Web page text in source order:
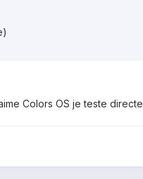
Colors OS je teste directe